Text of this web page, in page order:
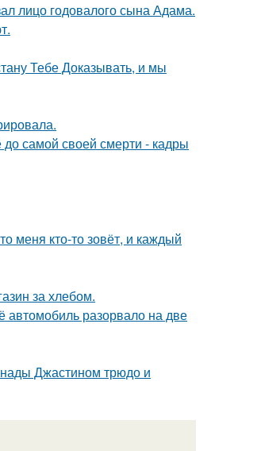
лицо годовалого сына Адама.
Тебе Доказывать, и мы
самой своей смерти - кадры
меня кто-то зовёт, и каждый
за хлебом.
автомобиль разорвало на две
Джастином трюдо и